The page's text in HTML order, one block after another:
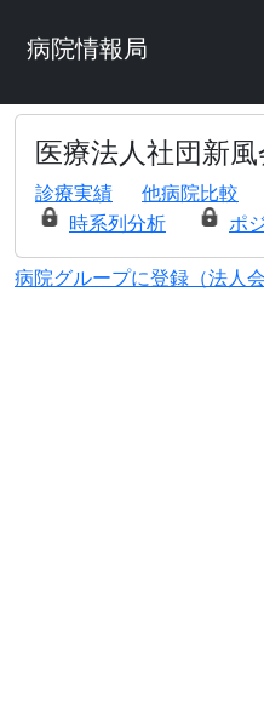
病院情報局
医療法人社団新
診療実績 他病院比較
時系列分析
ポ
病院グループに登録（法人